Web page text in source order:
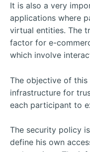
It is also a very
applications where
virtual entities. The
factor for e-
which involve
The objective of
infrastructure for
each participant to
The security policy
define his own